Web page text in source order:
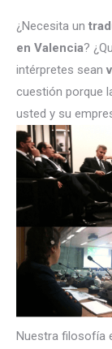
¿Necesita un
en Valencia?
intérpretes sean
cuestión porque
usted y su
Nuestra filosofía